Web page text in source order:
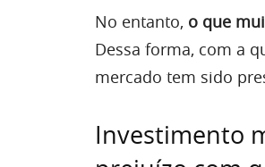
No entanto, o que
Dessa forma, com a
mercado tem sido
Investimento